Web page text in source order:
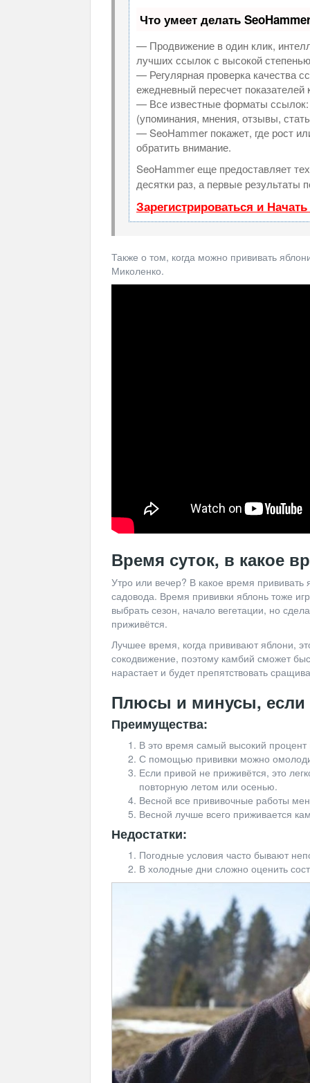
Что умеет делать
— Продвижение в один клик,
лучших ссылок с высокой
— Регулярная проверка качества
ежедневный пересчет показателей
— Все известные форматы
(упоминания, мнения, отзывы,
— SeoHammer покажет, где рост
обратить внимание.
SeoHammer еще предоставляет
десятки раз, а первые результаты
Зарегистрироваться и
Также о том, когда можно прививать
Миколенко.
Время суток, в какое
Утро или вечер? В какое время
садовода. Время прививки яблонь тоже
выбрать сезон, начало вегетации, но
приживётся.
Лучшее время, когда прививают яблони,
сокодвижение, поэтому камбий сможет
нарастает и будет препятствовать
Плюсы и минусы, если
Преимущества:
В это время самый высокий
С помощью прививки можно
Если привой не приживётся, это
повторную летом или осенью.
Весной все прививочные работы
Весной лучше всего приживается
Недостатки:
Погодные условия часто бывают
В холодные дни сложно оценить